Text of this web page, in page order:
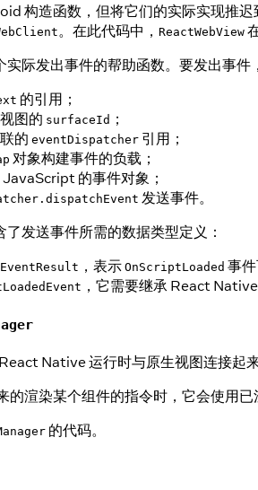
构造函数，但将它们的实际实现推
。在此代码中， ReactWebView
实际发出事件的帮助函数。要发出事件
的引用；
图的 surfaceId ；
的 eventDispatcher 引用；
对象构建事件的负载；
的事件对象；
发送事件。
发送事件所需的数据类型定义：
，表示 OnScriptLoaded 事
，它需要继承 React
Native 运行时与原生视图连接起
的渲染某个组件的指令时，它会使用
的代码。